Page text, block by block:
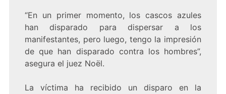
“En un primer momento, los cascos azules
han disparado para dispersar a los
manifestantes, pero luego, tengo la impresión
de que han disparado contra los hombres”,
asegura el juez Noël.
La víctima ha recibido un disparo en la